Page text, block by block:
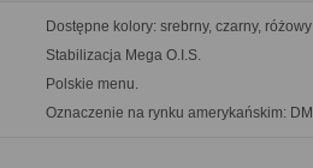
Dostępne kolory: srebrny, czarny, różowy
Stabilizacja Mega O.I.S.
Polskie menu.
Oznaczenie na rynku amerykańskim: